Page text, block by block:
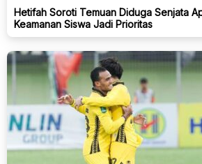
Hetifah Soroti Temuan Diduga Senjata
Keamanan Siswa Jadi Prioritas